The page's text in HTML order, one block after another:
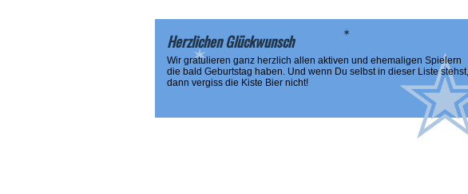
Herzlichen Glückwunsch
✶
✶
Wir gratulieren ganz herzlich allen aktiven und ehemaligen Spielern
die bald Geburtstag haben. Und wenn Du selbst in dieser Liste stehst,
dann vergiss die Kiste Bier nicht!